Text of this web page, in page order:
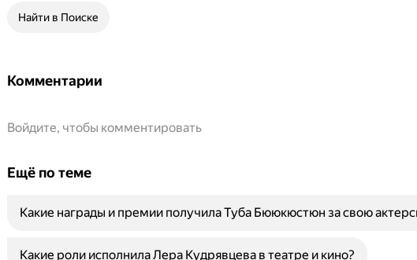
Найти в Поиске
Комментарии
Войдите, чтобы комментировать
Ещё по теме
Какие награды и премии получила Туба Бююкюстюн за свою
Какие роли исполнила Лера Кудрявцева в театре и кино?